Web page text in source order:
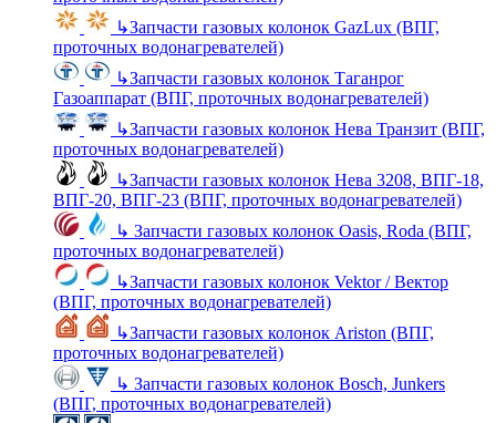
↳Запчасти газовых колонок GazLux (ВПГ,
проточных водонагревателей)
↳Запчасти газовых колонок Таганрог
Газоаппарат (ВПГ, проточных водонагревателей)
↳Запчасти газовых колонок Нева Транзит (ВПГ,
проточных водонагревателей)
↳Запчасти газовых колонок Нева 3208, ВПГ-18,
ВПГ-20, ВПГ-23 (ВПГ, проточных водонагревателей)
↳ Запчасти газовых колонок Oasis, Roda (ВПГ,
проточных водонагревателей)
↳Запчасти газовых колонок Vektor / Вектор
(ВПГ, проточных водонагревателей)
↳Запчасти газовых колонок Ariston (ВПГ,
проточных водонагревателей)
↳ Запчасти газовых колонок Bosch, Junkers
(ВПГ, проточных водонагревателей)